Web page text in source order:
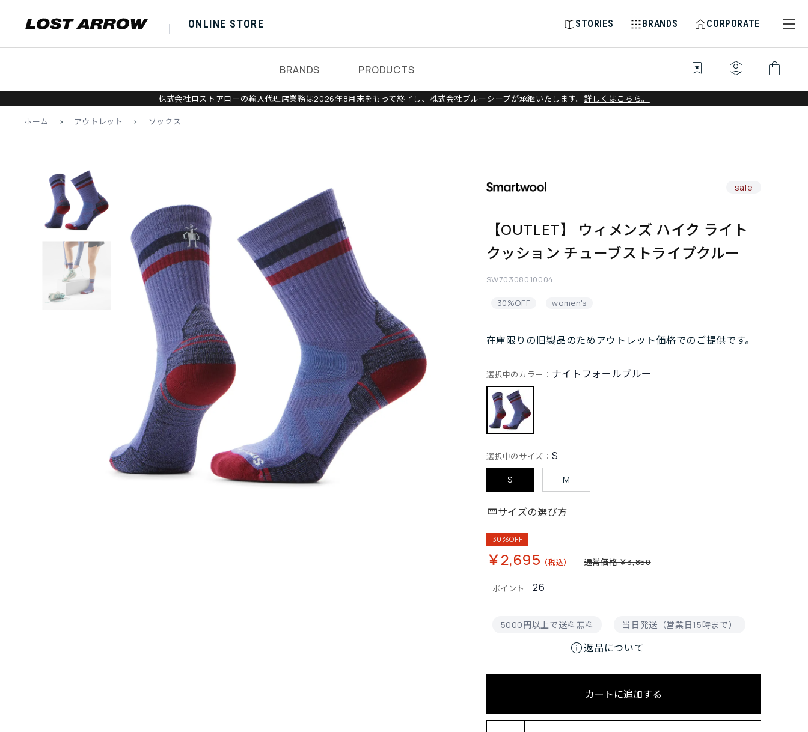
ONLINE STORE STORIES BRANDS CORPORATE
BRANDS PRODUCTS bookmark_star identity_platform shopping_bag
株式会社ロストアローの輸入代理店業務は2026年8月末をもって終了し、株式会社ブルーシープが承継いたします。 詳しくはこちら。
ホーム > アウトレット > ソックス
sale
【OUTLET】 ウィメンズ ハイク ライト
クッション チューブストライプクルー
SW70308010004
30%OFF women's
在庫限りの旧製品のためアウトレット価格でのご提供です。
ポイント 26
選択中のカラー： ナイトフォールブルー
選択中のサイズ： S
S M
サイズの選び方
5000円以上で送料無料 当日発送（営業日15時まで）
info返品について
30%OFF
￥2,695 通常価格 ￥3,850
カートに追加する